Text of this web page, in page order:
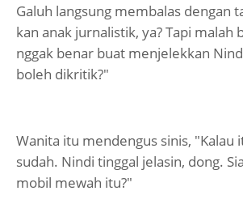
Galuh langsung membalas dengan
kan anak jurnalistik, ya? Tapi malah
nggak benar buat menjelekkan
boleh dikritik?"
Wanita itu mendengus sinis, "Kalau
sudah. Nindi tinggal jelasin, dong.
mobil mewah itu?"